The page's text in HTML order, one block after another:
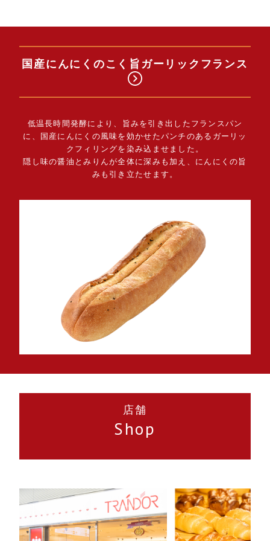
国産にんにくのこく旨ガーリックフランス
低温長時間発酵により、旨みを引き出したフランスパン
に、国産にんにくの風味を効かせたパンチのあるガーリッ
クフィリングを染み込ませました。
隠し味の醤油とみりんが全体に深みも加え、にんにくの旨
みも引き立たせます。
店舗
Shop